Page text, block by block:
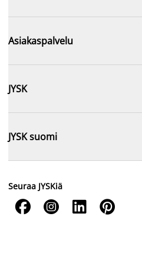
Asiakaspalvelu
JYSK
JYSK suomi
Seuraa JYSKiä
   